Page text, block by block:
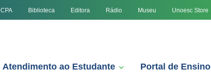
CPA Biblioteca Editora Rádio Museu Unoesc Store
Atendimento ao Estudante Portal de Ensino